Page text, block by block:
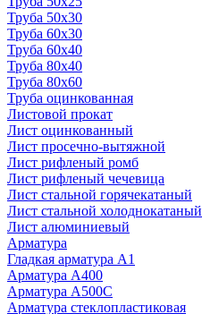
Труба 50x30
Труба 60x30
Труба 60x40
Труба 80x40
Труба 80x60
Труба оцинкованная
Листовой прокат
Лист оцинкованный
Лист просечно-вытяжной
Лист рифленый ромб
Лист рифленый чечевица
Лист стальной горячекатаный
Лист стальной холоднокатаный
Лист алюминиевый
Арматура
Гладкая арматура А1
Арматура А400
Арматура A500C
Арматура стеклопластиковая